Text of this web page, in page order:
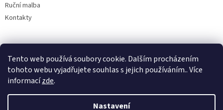
Tento web používá soubory cookie. Dalším procházením
tohoto webu vyjadřujete souhlas s jejich používáním.. Více
informacízde.
Nastavení
Ruční malba
Kontakty
Facebook